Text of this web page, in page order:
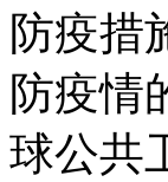
防疫措
防疫情
球公共